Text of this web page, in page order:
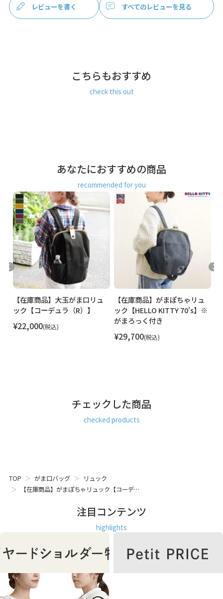
レビューを書く すべてのレビューを見る
こちらもおすすめ
check this out
あなたにおすすめの商品
recommended for you
【在庫商品】大玉がま口リュ
ック【コーデュラ（R）】
¥22,000 税込
【在庫商品】がまぽちゃリュ
ック【HELLO KITTY 70's】※
がまろっく付き
¥29,700 税込
チェックした商品
checked products
TOP がま口バッグ
リュック
【在庫商品】がまぽちゃリュック【コーデ…
注目コンテンツ
highlights